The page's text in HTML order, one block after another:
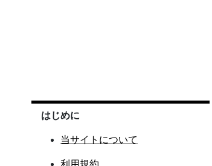
はじめに
当サイトについて
利用規約